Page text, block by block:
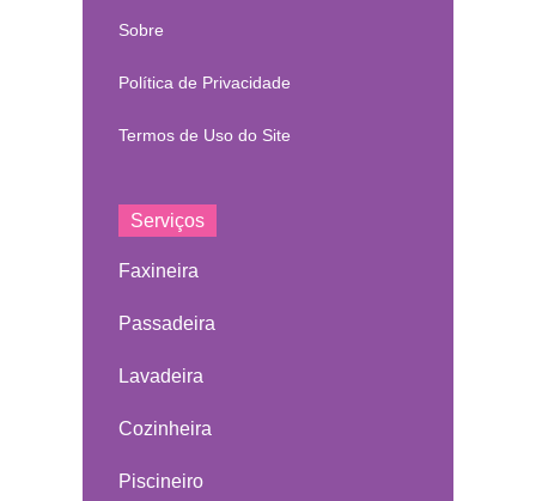
Sobre
Política de Privacidade
Termos de Uso do Site
Serviços
Faxineira
Passadeira
Lavadeira
Cozinheira
Piscineiro